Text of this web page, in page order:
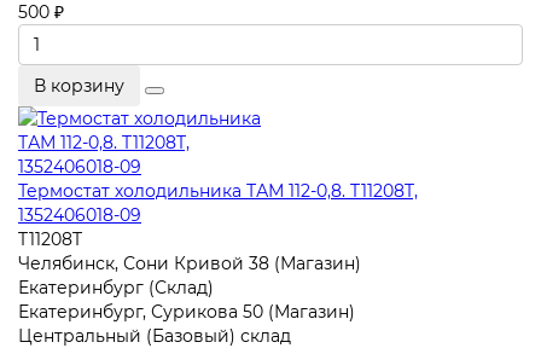
500 ₽
В корзину
Термостат холодильника ТАМ 112-0,8. T11208T,
1352406018-09
T11208T
Челябинск, Сони Кривой 38 (Магазин)
Екатеринбург (Склад)
Екатеринбург, Сурикова 50 (Магазин)
Центральный (Базовый) склад